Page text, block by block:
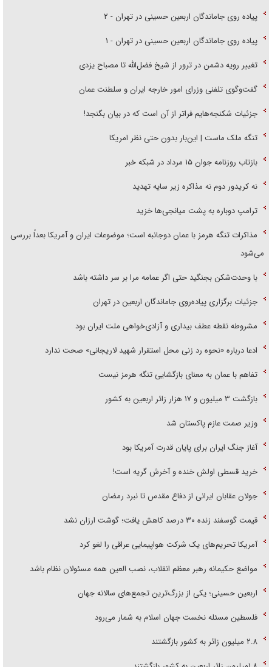
پیاده روی جاماندگان اربعین حسینی در تهران - ۲
پیاده روی جاماندگان اربعین حسینی در تهران - ۱
تغییر رویه دشمن در ترور از شیخ فضل‌الله تا مصباح یزدی
گفت‌وگوی تلفنی وزرای امور خارجه ایران و سلطنت عمان
جزئیات شکنجه‌هایم فراتر از آن است که در بیان بگنجد!
تنگه ملک ماست | این‌بار بدون حتی نظر امریکا
بازتاب روزنامه جوان ۱۵ مرداد در شبکه خبر
نه کریدور دوم نه مذاکره زیر سایه تهدید
ترامپ دوباره به پشت میانجی‌ها خزید
مذاکرات تنگه هرمز با عمان دوجانبه است؛ موضوعات ایران و آمریکا بعداً بررسی
می‌شود
با وحدت‌شکن بجنگید حتی اگر عمامه مرا بر سر داشته باشد
جزئیات برگزاری پیاده‌روی جاماندگان اربعین در تهران
مشروطه نقطه عطف بیداری و آزادی‌خواهی ملت ایران بود
ادعا درباره «نحوه رد زنی محل استقرار شهید لاریجانی» صحت ندارد
تفاهم با عمان به معنای بازگشایی تنگه هرمز نیست
بازگشت ۳ میلیون و ۱۷ هزار زائر اربعین به کشور
وزیر صمت عازم پاکستان شد
آغاز جنگ ایران برای پایان قدرت آمریکا بود
خرید قسطی اولش خنده و آخرش گریه است!
جولان عقابان ایرانی از دفاع مقدس تا نبرد رمضان
قیمت گوسفند زنده ۳۰ درصد کاهش یافت؛ گوشت ارزان نشد
آمریکا تحریم‌های یک شرکت هواپیمایی عراقی را لغو کرد
مواضع حکیمانه رهبر معظم انقلاب، نصب العین همه مسئولان نظام باشد
اربعین حسینی؛ یکی از بزرگ‌ترین تجمع‌های سالانه جهان
فلسطین مسئله نخست جهان اسلام به شمار می‌رود
۲.۸ میلیون زائر به کشور بازگشتند